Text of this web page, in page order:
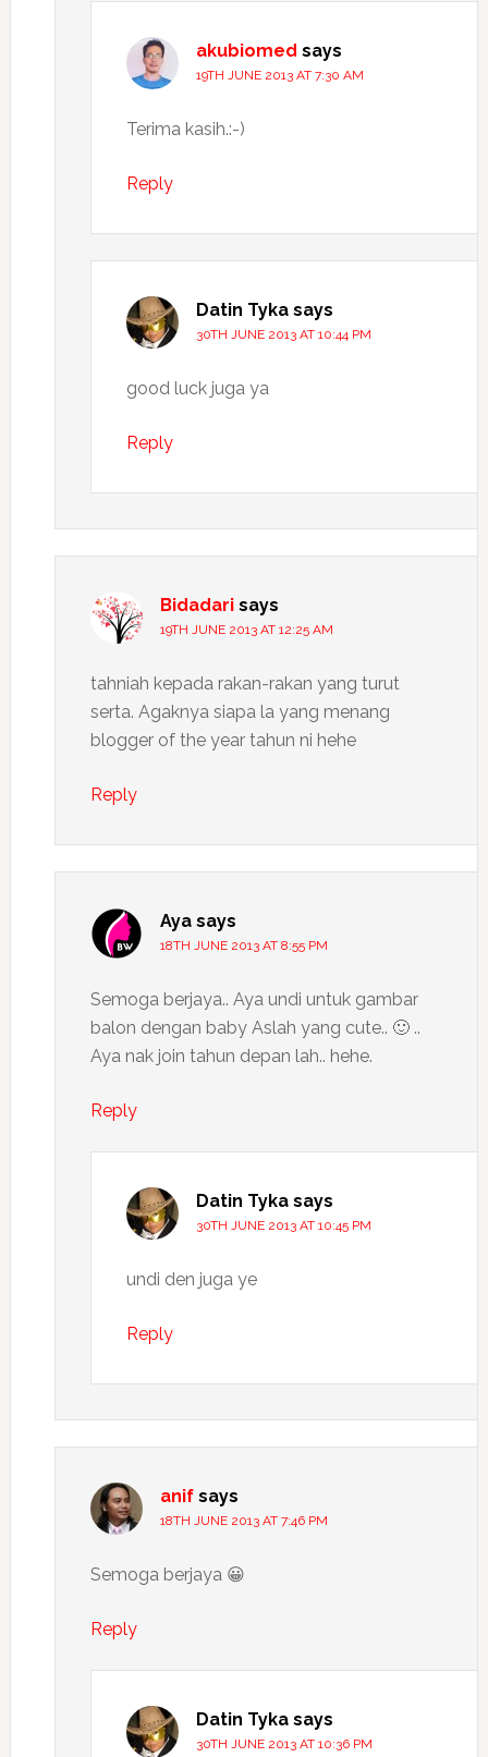
akubiomed says
19TH JUNE 2013 AT 7:30 AM
Terima kasih.:-)
Reply
Datin Tyka says
30TH JUNE 2013 AT 10:44 PM
good luck juga ya
Reply
Bidadari says
19TH JUNE 2013 AT 12:25 AM
tahniah kepada rakan-rakan yang turut
serta. Agaknya siapa la yang menang
blogger of the year tahun ni hehe
Reply
Aya says
18TH JUNE 2013 AT 8:55 PM
Semoga berjaya.. Aya undi untuk gambar
balon dengan baby Aslah yang cute.. 🙂 ..
Aya nak join tahun depan lah.. hehe.
Reply
Datin Tyka says
30TH JUNE 2013 AT 10:45 PM
undi den juga ye
Reply
anif says
18TH JUNE 2013 AT 7:46 PM
Semoga berjaya 😀
Reply
Datin Tyka says
30TH JUNE 2013 AT 10:36 PM